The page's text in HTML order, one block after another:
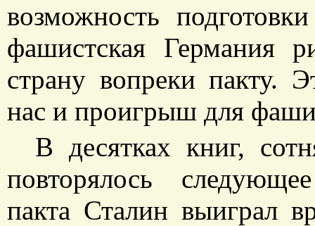
возможность
фашистская Германия
страну вопреки пакту.
нас и проигрыш для
В десятках книг,
повторялось
пакта Сталин выиграл